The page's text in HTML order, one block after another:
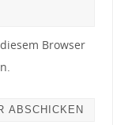
Browser